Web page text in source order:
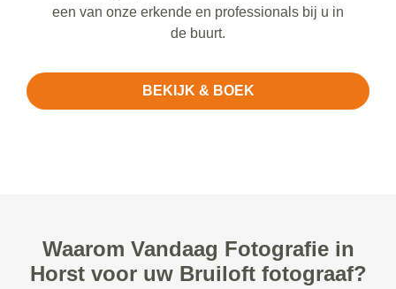
een van onze erkende en professionals bij u in
de buurt.
BEKIJK & BOEK
Waarom Vandaag Fotografie in
Horst voor uw Bruiloft fotograaf?